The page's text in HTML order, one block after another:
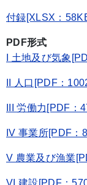
付録[XLSX：
PDF形式
I 土地及び気象
II 人口[PDF：
III 労働力[PDF：
IV 事業所[PDF：
V 農業及び漁業